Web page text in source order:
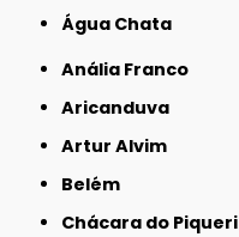
Água Chata
Anália Franco
Aricanduva
Artur Alvim
Belém
Chácara do Piqueri